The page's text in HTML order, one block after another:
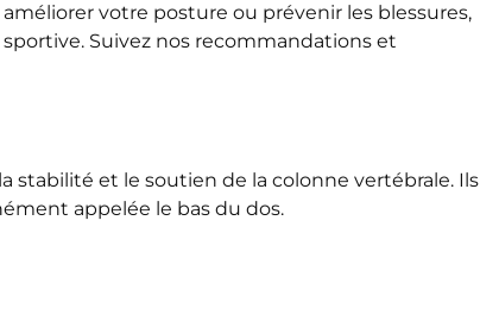
votre posture ou prévenir les blessures,
Suivez nos recommandations et
stabilité et le soutien de la colonne vertébrale. Ils
appelée le bas du dos.